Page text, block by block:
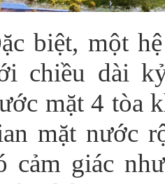
biệt, một
chiều dài
mặt 4 tòa
mặt nước
cảm giác